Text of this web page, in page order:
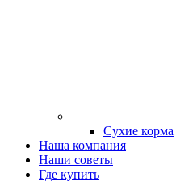
Сухие корма
Наша компания
Наши советы
Где купить